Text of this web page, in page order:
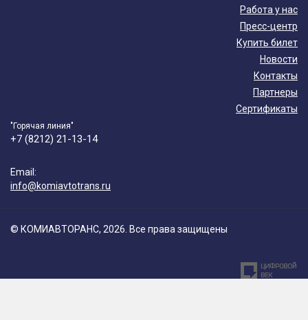
Работа у нас
Пресс-центр
Купить билет
Новости
Контакты
Партнеры
Сертификаты
"Горячая линия"
+7 (8212) 21-13-14
Email:
info@komiavtotrans.ru
© КОМИАВТОРАНС, 2026. Все права защищены